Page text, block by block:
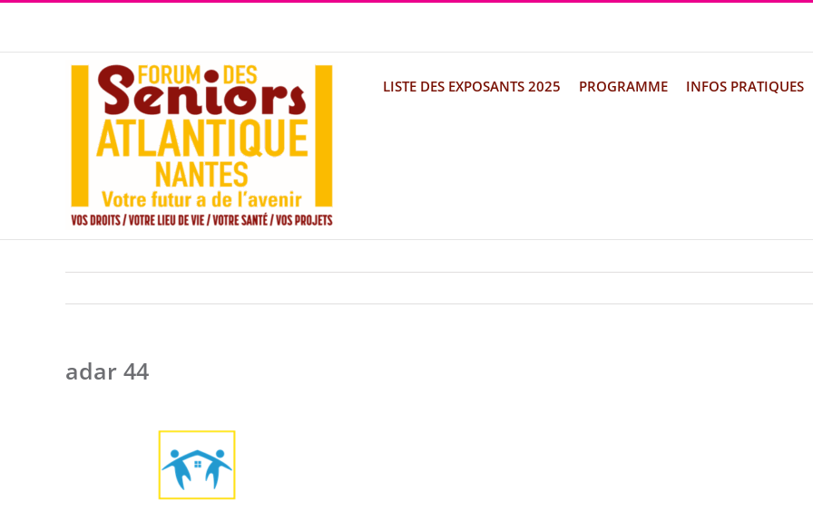
Passer
LISTE DES EXPOSANTS 2025 PROGRAMME INFOS PRATIQUES
adar 44